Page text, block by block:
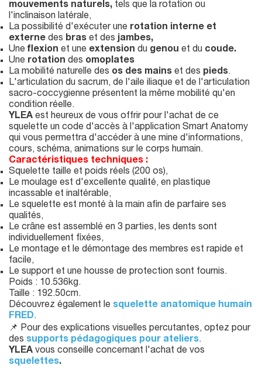
mouvements naturels, tels que la rotation ou
l'inclinaison latérale,
La possibilité d'exécuter une rotation interne et
externe des bras et des jambes,
Une flexion et une extension du genou et du coude.
Une rotation des omoplates
La mobilité naturelle des os des mains et des pieds.
L'articulation du sacrum, de l'aile iliaque et de l'articulation
sacro-coccygienne présentent la même mobilité qu'en
condition réelle.
YLEA est heureux de vous offrir pour l'achat de ce
squelette un code d'accès à l'application Smart Anatomy
qui vous permettra d'accéder à une mine d'informations,
cours, schéma, animations sur le corps humain.
Caractéristiques techniques :
Squelette taille et poids réels (200 os),
Le moulage est d'excellente qualité, en plastique
incassable et inaltérable,
Le squelette est monté à la main afin de parfaire ses
qualités,
Le crâne est assemblé en 3 parties, les dents sont
individuellement fixées,
Le montage et le démontage des membres est rapide et
facile,
Le support et une housse de protection sont fournis.
Poids : 10.536kg.
Taille : 192.50cm.
Découvrez également le squelette anatomique humain
FRED.
📌 Pour des explications visuelles percutantes, optez pour
des supports pédagogiques pour ateliers.
YLEA vous conseille concernant l'achat de vos
squelettes.